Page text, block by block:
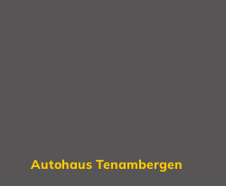
Autohaus Tenambergen